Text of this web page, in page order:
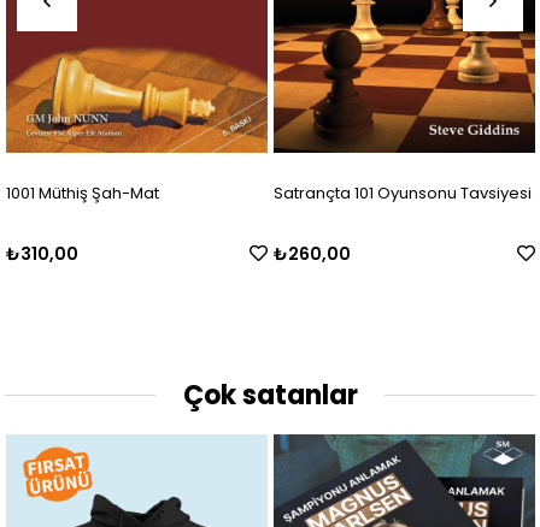
Satrançta 101 Oyunsonu Tavsiyesi
₺260,00
Harika 2'li - Kitap + Takım
₺599,90
Çok satanlar